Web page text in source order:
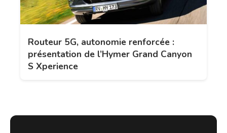
Routeur 5G, autonomie renforcée :
présentation de l’Hymer Grand Canyon
S Xperience